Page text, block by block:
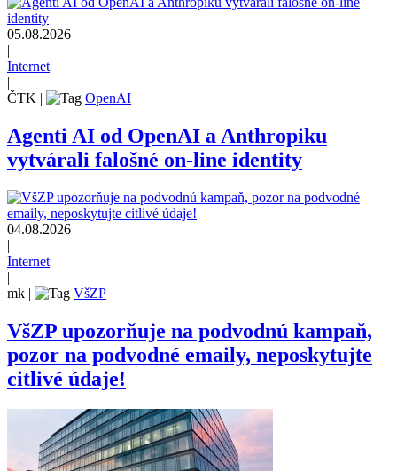
05.08.2026
|
Internet
|
ČTK | OpenAI
Agenti AI od OpenAI a Anthropiku
vytvárali falošné on-line identity
04.08.2026
|
Internet
|
mk | VšZP
VšZP upozorňuje na podvodnú kampaň,
pozor na podvodné emaily, neposkytujte
citlivé údaje!